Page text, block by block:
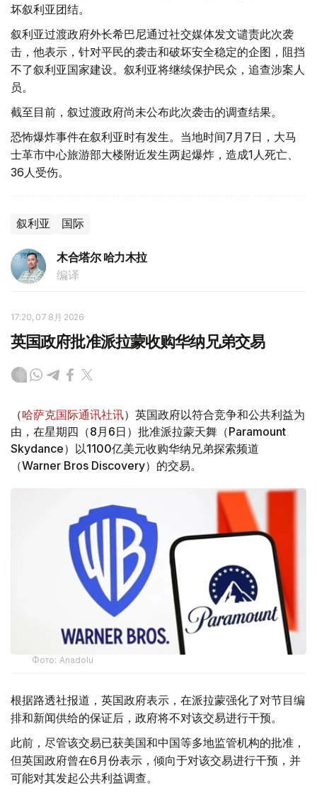
坏叙利亚团结。
叙利亚过渡政府外长希巴尼通过社交媒体发文谴责此次袭
击，他表示，针对平民的袭击和破坏安全稳定的企图，阻挡
不了叙利亚国家建设。叙利亚将继续保护民众，追查涉案人
员。
截至目前，叙过渡政府尚未公布此次袭击的调查结果。
恐怖爆炸事件在叙利亚时有发生。当地时间7月7日，大马
士革市中心旅游部大楼附近发生两起爆炸，造成1人死亡、
36人受伤。
叙利亚 国际
木合塔尔 哈力木拉
编译
17:20, 07 8月 2026
英国政府批准派拉蒙收购华纳兄弟交易
（哈萨克国际通讯社讯）英国政府以符合竞争和公共利益为
由，在星期四（8月6日）批准派拉蒙天舞（Paramount
Skydance）以1100亿美元收购华纳兄弟探索频道
（Warner Bros Discovery）的交易。
Фото: Аnadolu
根据路透社报道，英国政府表示，在派拉蒙强化了对节目编
排和新闻供给的保证后，政府将不对该交易进行干预。
此前，尽管该交易已获美国和中国等多地监管机构的批准，
但英国政府曾在6月份表示，倾向于对该交易进行干预，并
可能对其发起公共利益调查。